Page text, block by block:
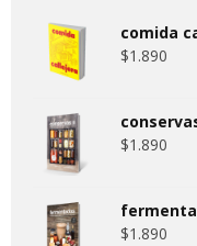
comida
$1.890
$1.890
$1.890